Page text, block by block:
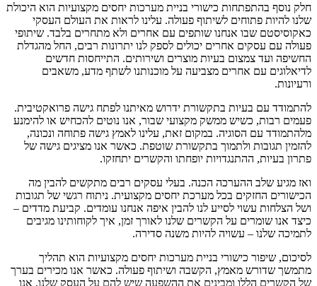
חלק נוסף בהתפתחות כישורי בניית מערכות יחסים מקצועיות הוא היכולת
שלנו להיות פתוחים לשיתוף פעולה. עלינו לראות את העולם העסקי
כאקוסיסטם שבו אנחנו שותפים עם אחרים ולא מתחרים בלבד. שיתופי
פעולה עם עסקים אחרים יכולים לספק לנו יתרונות רבים, החל מהגדלת
החשיפה ועד צמצום בעיות מוצרים ושירותים. התייחסות חדשים
לדיאלוגים עם אחרים מצביעה על מוכנותנו לשתף מדע, משאבים
ורעיונות.
להתמודד עם בעיות בתקשורת ידרוש מאיתנו לפתח גישה פרואקטיבית.
פעמים רבות, כשיש ממשק מקצועי שבור, אנו נוטים להכחיש או להימנע
מלהתמודד עם הסוגיה. במקום זאת, עלינו לאמץ גישה פתוחה ונכונה,
להזמין תגובות ולתמוך בתקשורת שוטפת. כאשר אנו מציגים גישה של
פתרון בעיות, ההתנגדויות יופחתו והקשרים יתחזקו.
ואז מגיע שלב ההערכה הכנה. בעלי עסקים רבים מתקשים להבין מה
הכישורים החזקים בכל מערכת יחסים מקצועית. ניתוח רגשי של תגובות
ושל הצלחות עשוי לסייע לנו להבין איפה אנחנו עומדים. קביעת מדדים –
כיצד אנו שומרים על הקשרים שלנו לאורך זמן, איך לקוחותינו מגיבים
לתמיכה שלנו – עשויה להיות משנה סדירה.
לסיכום, שיפור כישורי בניית מערכות יחסים מקצועיות הוא תהליך
מתמשך שדורש מאמץ, הקשבה ושיתוף פעולה. כאשר אנו מכירים בערך
של הקשרים הללו ומבינים את ההשפעה שיש להם על העסק שלנו, אנו